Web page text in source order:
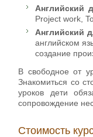
Английский
Project work,
Английский
английском
создание
В свободное от
Знакомиться со
уроков дети
сопровождение
Стоимость